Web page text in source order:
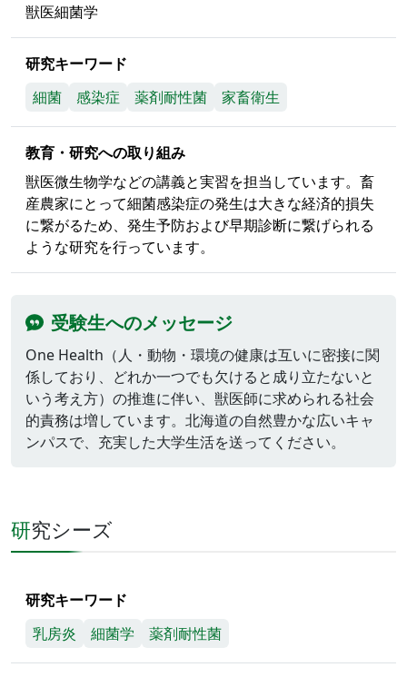
獣医細菌学
研究キーワード
細菌
感染症 薬剤耐性菌 家畜衛生
教育・研究への取り組み
獣医微生物学などの講義と実習を担当しています。畜
産農家にとって細菌感染症の発生は大きな経済的損失
に繋がるため、発生予防および早期診断に繋げられる
ような研究を行っています。
受験生へのメッセージ
One Health（人・動物・環境の健康は互いに密接に関
係しており、どれか一つでも欠けると成り立たないと
いう考え方）の推進に伴い、獣医師に求められる社会
的責務は増しています。北海道の自然豊かな広いキャ
ンパスで、充実した大学生活を送ってください。
研究シーズ
研究キーワード
乳房炎
細菌学 薬剤耐性菌